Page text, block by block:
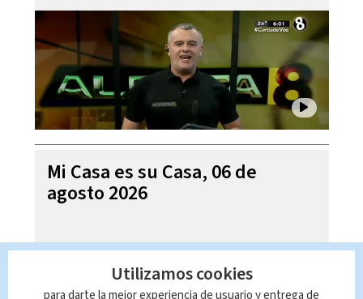
Mi Casa es su Casa, 06 de
agosto 2026
Utilizamos cookies
para darte la mejor experiencia de usuario y entrega de